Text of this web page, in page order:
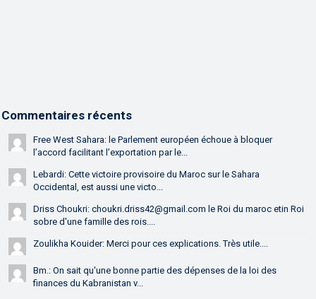
Commentaires récents
Free West Sahara: le Parlement européen échoue à bloquer
l’accord facilitant l’exportation par le...
Lebardi: Cette victoire provisoire du Maroc sur le Sahara
Occidental, est aussi une victo...
Driss Choukri: choukri.driss42@gmail.com le Roi du maroc etin Roi
sobre d'une famille des rois....
Zoulikha Kouider: Merci pour ces explications. Très utile....
Bm.: On sait qu'une bonne partie des dépenses de la loi des
finances du Kabranistan v...